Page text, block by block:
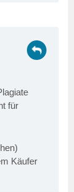
für
Käufer